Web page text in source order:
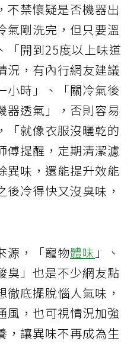
不禁懷疑是否機器出
氣剛洗完，但只要溫
「開到25度以上味道
況，有內行網友建議
小時」、「關冷氣後
器透氣」，否則容易
「就像衣服沒曬乾的
傅提醒，定期清潔濾
異味，還能提升效能
冷得快又沒臭味，
源，「寵物體味 」、
臭」也是不少網友點
底擺脫惱人氣味，
風，也可視情況加強
，讓異味不再成為生